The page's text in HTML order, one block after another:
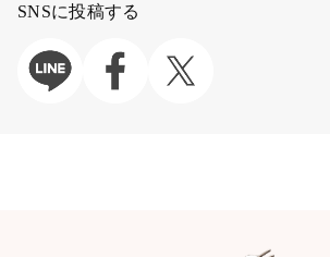
SNSに投稿する